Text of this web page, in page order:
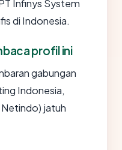
Infinys System
di Indonesia.
profil ini
gabungan
Indonesia,
jatuh